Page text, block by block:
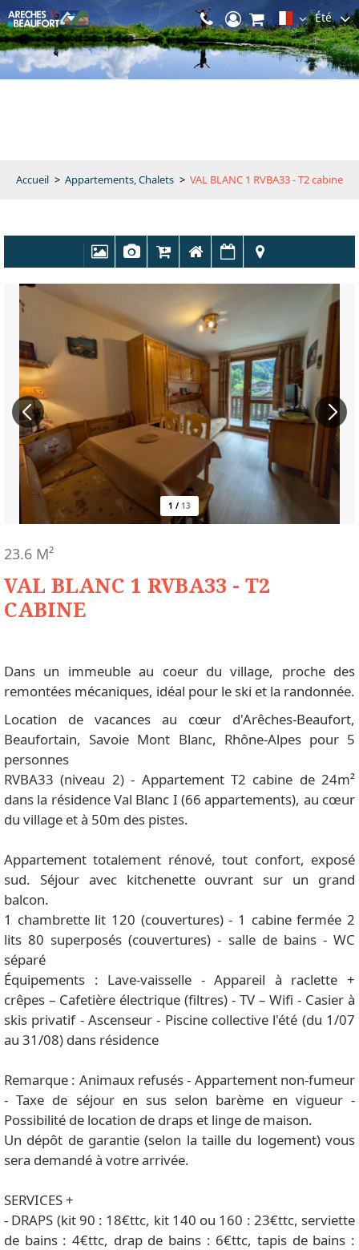
Été
Accueil > Appartements, Chalets > VAL BLANC 1 RVBA33 - T2 cabine
1 / 13
VAL BLANC 1 RVBA33 - T2
CABINE
23.6 M²
Dans un immeuble au coeur du village, proche des
remontées mécaniques, idéal pour le ski et la randonnée.
Location de vacances au cœur d'Arêches-Beaufort,
Beaufortain, Savoie Mont Blanc, Rhône-Alpes pour 5
personnes
RVBA33 (niveau 2) - Appartement T2 cabine de 24m²
dans la résidence Val Blanc I (66 appartements), au cœur
du village et à 50m des pistes.
Appartement totalement rénové, tout confort, exposé
sud. Séjour avec kitchenette ouvrant sur un grand
balcon.
1 chambrette lit 120 (couvertures) - 1 cabine fermée 2
lits 80 superposés (couvertures) - salle de bains - WC
séparé
Équipements : Lave-vaisselle - Appareil à raclette +
crêpes – Cafetière électrique (filtres) - TV – Wifi - Casier à
skis privatif - Ascenseur - Piscine collective l'été (du 1/07
au 31/08) dans résidence
Remarque : Animaux refusés - Appartement non-fumeur
- Taxe de séjour en sus selon barème en vigueur -
Possibilité de location de draps et linge de maison.
Un dépôt de garantie (selon la taille du logement) vous
sera demandé à votre arrivée.
SERVICES +
- DRAPS (kit 90 : 18€ttc, kit 140 ou 160 : 23€ttc, serviette
de bains : 4€ttc, drap de bains : 6€ttc, tapis de bains :